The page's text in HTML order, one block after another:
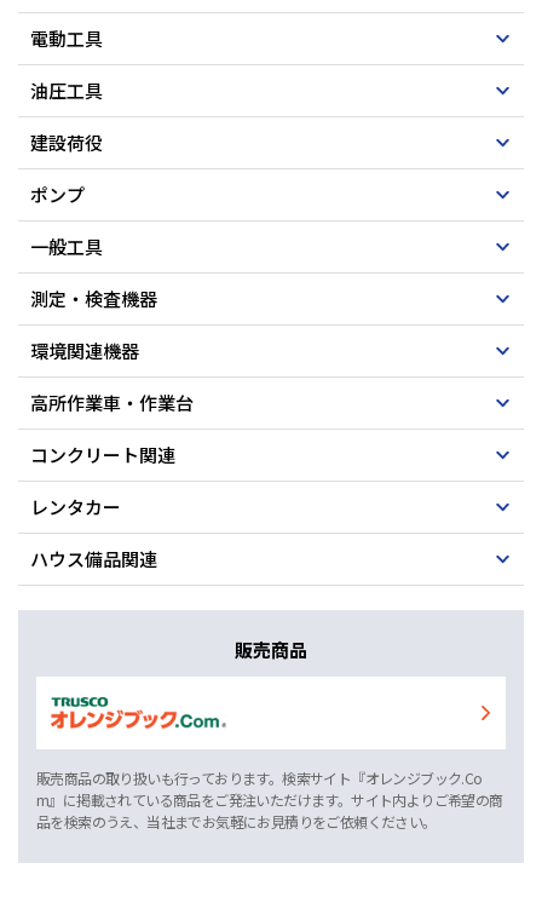
電動工具
油圧工具
建設荷役
ポンプ
一般工具
測定・検査機器
環境関連機器
高所作業車・作業台
コンクリート関連
レンタカー
ハウス備品関連
販売商品
販売商品の取り扱いも行っております。検索サイト『オレンジブック.Co
m』に掲載されている商品をご発注いただけます。サイト内よりご希望の商
品を検索のうえ、当社までお気軽にお見積りをご依頼ください。